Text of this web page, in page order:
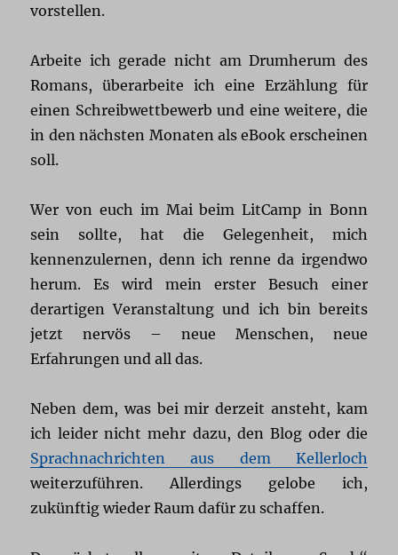
vorstellen.
Arbeite ich gerade nicht am Drumherum des
Romans, überarbeite ich eine Erzählung für
einen Schreibwettbewerb und eine weitere, die
in den nächsten Monaten als eBook erscheinen
soll.
Wer von euch im Mai beim LitCamp in Bonn
sein sollte, hat die Gelegenheit, mich
kennenzulernen, denn ich renne da irgendwo
herum. Es wird mein erster Besuch einer
derartigen Veranstaltung und ich bin bereits
jetzt nervös – neue Menschen, neue
Erfahrungen und all das.
Neben dem, was bei mir derzeit ansteht, kam
ich leider nicht mehr dazu, den Blog oder die
Sprachnachrichten aus dem Kellerloch
weiterzuführen. Allerdings gelobe ich,
zukünftig wieder Raum dafür zu schaffen.